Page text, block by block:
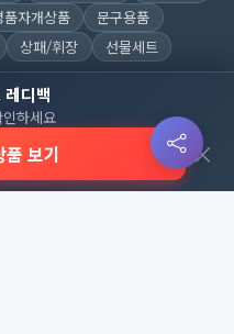
디백
하세요
보기 ×
품자개상품
문구용품
상패/휘장
선물세트
품·답례품·홍보물 실시간 트
. All rights reserved.